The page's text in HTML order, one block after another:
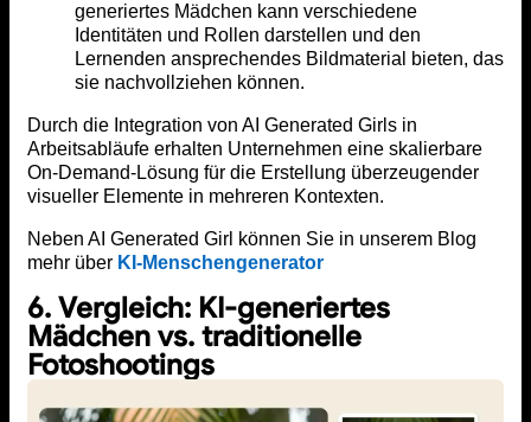
generiertes Mädchen kann verschiedene
Identitäten und Rollen darstellen und den
Lernenden ansprechendes Bildmaterial bieten, das
sie nachvollziehen können.
Durch die Integration von AI Generated Girls in
Arbeitsabläufe erhalten Unternehmen eine skalierbare
On-Demand-Lösung für die Erstellung überzeugender
visueller Elemente in mehreren Kontexten.
Neben AI Generated Girl können Sie in unserem Blog
mehr über KI-Menschengenerator
6. Vergleich: KI-generiertes
Mädchen vs. traditionelle
Fotoshootings